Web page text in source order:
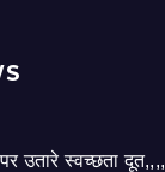
उतारे स्वच्छता दूत,,,,